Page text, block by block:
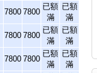
7800 7800
已額
滿
已額
滿
7800 7800
已額
滿
已額
滿
7800 7800
已額
滿
已額
滿